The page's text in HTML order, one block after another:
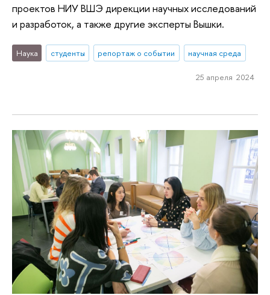
проектов НИУ ВШЭ дирекции научных исследований
и разработок, а также другие эксперты Вышки.
Наука студенты репортаж о событии научная среда
25 апреля 2024